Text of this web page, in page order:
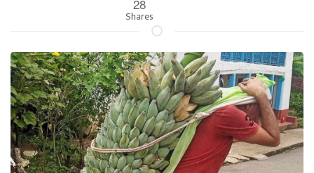
28
Shares